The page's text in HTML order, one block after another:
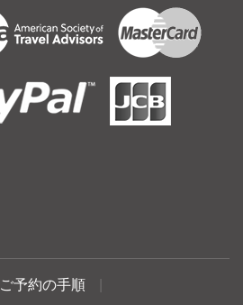
ご予約の手順